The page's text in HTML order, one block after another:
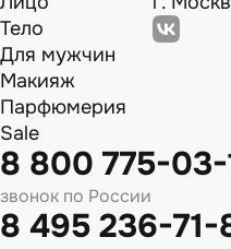
Тело
Для мужчин
Макияж
Парфюмерия
Sale
8 800 775-03-
звонок по России
8 495 236-71-